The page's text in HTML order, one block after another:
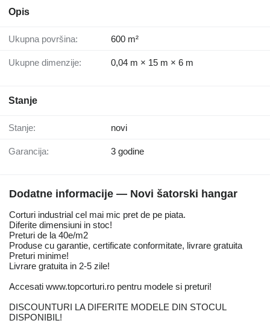
Opis
Ukupna površina: 600 m²
Ukupne dimenzije: 0,04 m × 15 m × 6 m
Stanje
Stanje: novi
Garancija: 3 godine
Dodatne informacije — Novi šatorski hangar
Corturi industrial cel mai mic pret de pe piata.
Diferite dimensiuni in stoc!
Preturi de la 40e/m2
Produse cu garantie, certificate conformitate, livrare gratuita
Preturi minime!
Livrare gratuita in 2-5 zile!
Accesati www.topcorturi.ro pentru modele si preturi!
DISCOUNTURI LA DIFERITE MODELE DIN STOCUL
DISPONIBIL!